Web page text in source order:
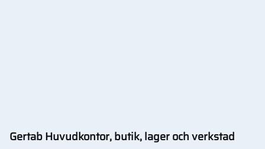
Gertab Huvudkontor, butik, lager och verkstad